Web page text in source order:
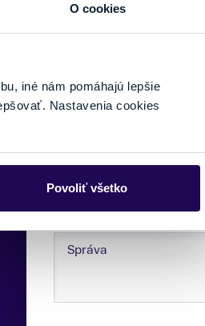
O cookies
iné nám pomáhajú lepšie
Nastavenia cookies
Povoliť všetko